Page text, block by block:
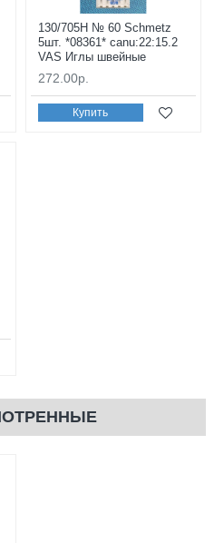
130/705H № 60 Schmetz
5шт. *08361* canu:22:15.2
VAS Иглы швейные
272.00р.
Купить